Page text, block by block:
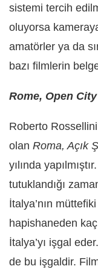
sistemi tercih
oluyorsa
amatörler ya da
bazı filmlerin
Rome, Open City
Roberto
olan Roma, Açık
yılında
tutuklandığı
İtalya’nın
hapishaneden
İtalya’yı işgal
de bu işgaldir.